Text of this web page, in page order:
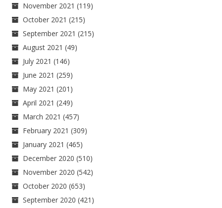
November 2021 (119)
October 2021 (215)
September 2021 (215)
August 2021 (49)
July 2021 (146)
June 2021 (259)
May 2021 (201)
April 2021 (249)
March 2021 (457)
February 2021 (309)
January 2021 (465)
December 2020 (510)
November 2020 (542)
October 2020 (653)
September 2020 (421)